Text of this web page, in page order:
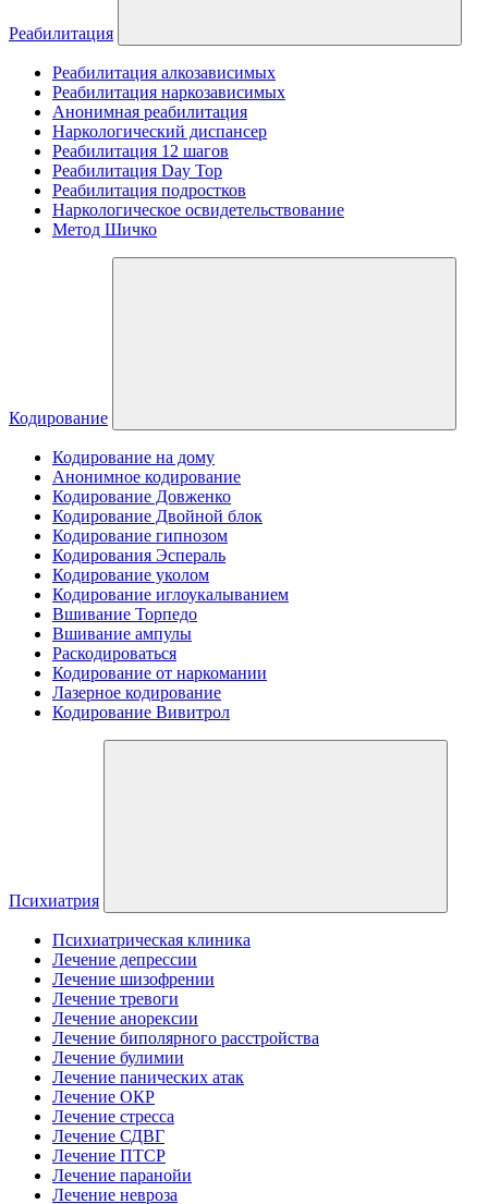
Реабилитация
Реабилитация алкозависимых
Реабилитация наркозависимых
Анонимная реабилитация
Наркологический диспансер
Реабилитация 12 шагов
Реабилитация Day Top
Реабилитация подростков
Наркологическое освидетельствование
Метод Шичко
Кодирование
Кодирование на дому
Анонимное кодирование
Кодирование Довженко
Кодирование Двойной блок
Кодирование гипнозом
Кодирования Эспераль
Кодирование уколом
Кодирование иглоукалыванием
Вшивание Торпедо
Вшивание ампулы
Раскодироваться
Кодирование от наркомании
Лазерное кодирование
Кодирование Вивитрол
Психиатрия
Психиатрическая клиника
Лечение депрессии
Лечение шизофрении
Лечение тревоги
Лечение анорексии
Лечение биполярного расстройства
Лечение булимии
Лечение панических атак
Лечение ОКР
Лечение стресса
Лечение СДВГ
Лечение ПТСР
Лечение паранойи
Лечение невроза